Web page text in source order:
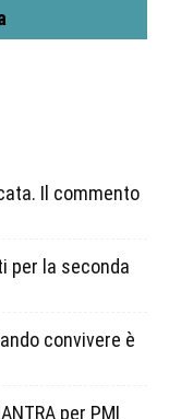
Il commento
per la seconda
convivere è
per PMI